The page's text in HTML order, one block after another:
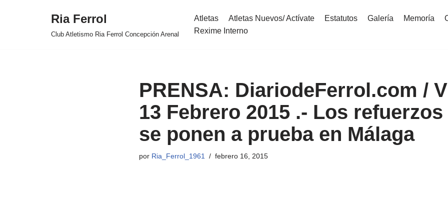
Ria Ferrol
Club Atletismo Ria Ferrol Concepción Arenal
Atletas Atletas Nuevos/ Actívate Estatutos Galería Memoría
Rexime Interno
PRENSA: DiariodeFerrol.com /
13 Febrero 2015 .- Los
se ponen a prueba en Málaga
por Ria_Ferrol_1961 febrero 16, 2015